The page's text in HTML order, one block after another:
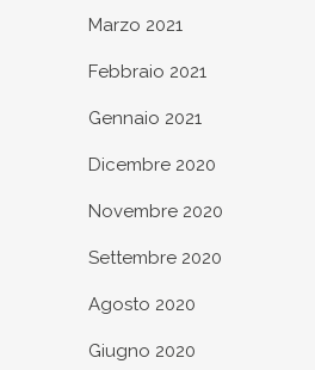
Marzo 2021
Febbraio 2021
Gennaio 2021
Dicembre 2020
Novembre 2020
Settembre 2020
Agosto 2020
Giugno 2020